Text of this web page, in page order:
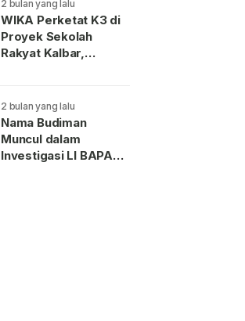
2 bulan yang lalu
WIKA Perketat K3 di
Proyek Sekolah
Rakyat Kalbar,
2 bulan yang lalu
Nama Budiman
Muncul dalam
Investigasi LI BAPAN